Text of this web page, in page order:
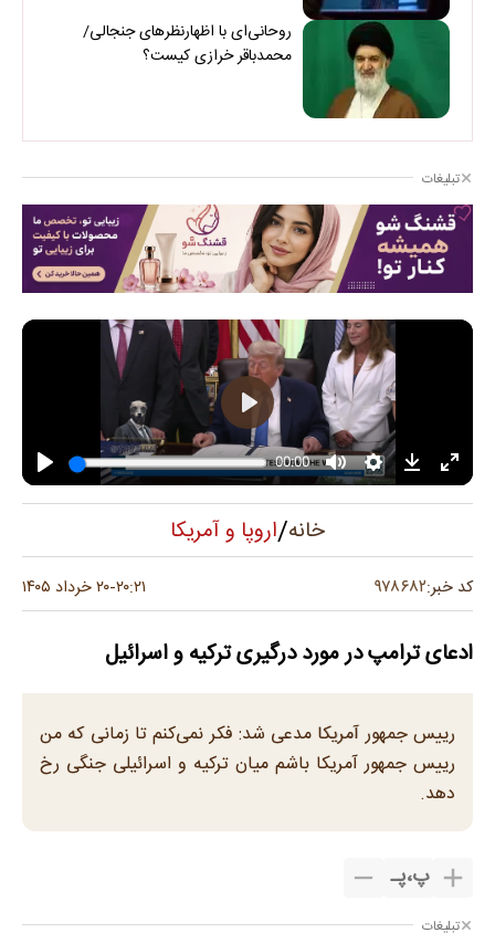
روحانی‌ای با اظهارنظرهای جنجالی/
محمدباقر خرازی کیست؟
تبلیغات
خانه/اروپا و آمریکا
کد خبر:۹۷۸۶۸۲ ۲۰:۲۱-۲۰ خرداد ۱۴۰۵
ادعای ترامپ در مورد درگیری ترکیه و اسرائیل
رییس جمهور آمریکا مدعی شد: فکر نمی‌کنم تا زمانی که من
رییس جمهور آمریکا باشم میان ترکیه و اسرائیلی جنگی رخ
دهد.
پ،پـ
تبلیغات